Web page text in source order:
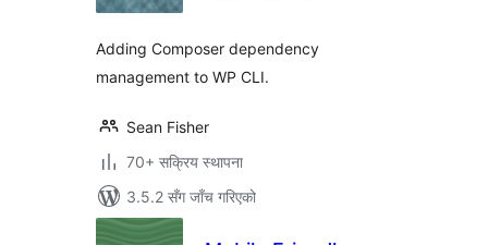
Adding Composer dependency
management to WP CLI.
Sean Fisher
70+ सक्रिय स्थापना
3.5.2 सँग जाँच गरिएको